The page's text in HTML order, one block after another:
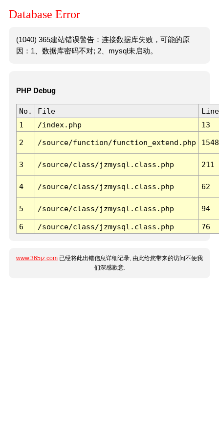
Database Error
(1040) 365建站错误警告：连接数据库失败，可能的原
因：1、数据库密码不对; 2、mysql未启动。
PHP Debug
No. File
Line
1
/index.php 13
2 /source/function/function_extend.php 1548
3 /source/class/jzmysql.class.php 211
4 /source/class/jzmysql.class.php 62
5 /source/class/jzmysql.class.php 94
6 /source/class/jzmysql.class.php 76
www.365jz.com 已经将此出错信息详细记录, 由此给您带来的访问不便我
们深感歉意.